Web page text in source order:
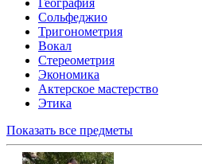
География
Сольфеджио
Тригонометрия
Вокал
Стереометрия
Экономика
Актерское мастерство
Этика
Показать все предметы